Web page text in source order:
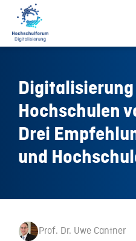
Digitalisierung
Hochschulen
Drei
und
Prof. Dr. Uwe Cantner